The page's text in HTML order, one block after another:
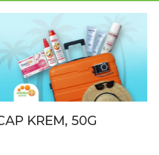
KREM, 50G